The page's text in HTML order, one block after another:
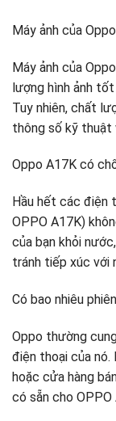
Máy ảnh của
Máy ảnh của
lượng hình ảnh
Tuy nhiên, chất
thông số kỹ thuật
Oppo A17K có
Hầu hết các điện
OPPO A17K)
của bạn khỏi
tránh tiếp xúc với
Có bao nhiêu
Oppo thường
điện thoại của
hoặc cửa hàng
có sẵn cho OPPO